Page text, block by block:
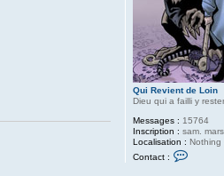
i
n
Qui Revient de Loin
Dieu qui a failli y rester
Messages : 15764
Inscription : sam.
Localisation : Nothing
Contact :